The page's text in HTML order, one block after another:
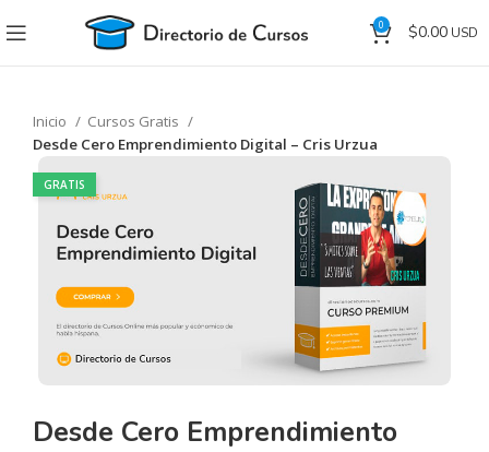
0 $0.00
Inicio
Cursos Gratis
Desde Cero Emprendimiento Digital – Cris Urzua
GRATIS
Desde Cero Emprendimiento